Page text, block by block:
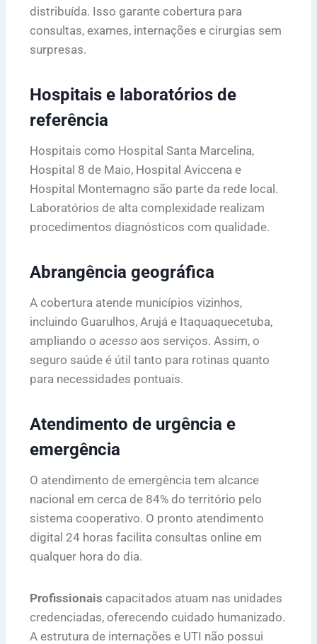
distribuída. Isso garante cobertura para
consultas, exames, internações e cirurgias sem
surpresas.
Hospitais e laboratórios de
referência
Hospitais como Hospital Santa Marcelina,
Hospital 8 de Maio, Hospital Aviccena e
Hospital Montemagno são parte da rede local.
Laboratórios de alta complexidade realizam
procedimentos diagnósticos com qualidade.
Abrangência geográfica
A cobertura atende municípios vizinhos,
incluindo Guarulhos, Arujá e Itaquaquecetuba,
ampliando o acesso aos serviços. Assim, o
seguro saúde é útil tanto para rotinas quanto
para necessidades pontuais.
Atendimento de urgência e
emergência
O atendimento de emergência tem alcance
nacional em cerca de 84% do território pelo
sistema cooperativo. O pronto atendimento
digital 24 horas facilita consultas online em
qualquer hora do dia.
Profissionais capacitados atuam nas unidades
credenciadas, oferecendo cuidado humanizado.
A estrutura de internações e UTI não possui